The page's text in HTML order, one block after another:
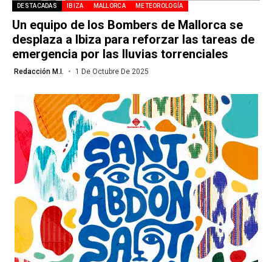
DESTACADAS IBIZA MALLORCA METEOROLOGÍA
Un equipo de los Bombers de Mallorca se
desplaza a Ibiza para reforzar las tareas de
emergencia por las lluvias torrenciales
Redacción M.I. 1 De Octubre De 2025